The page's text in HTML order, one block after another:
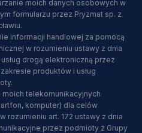
moich danych osobowych w
formularzu przez Pryzmat sp. z
informacji handlowej za pomocą
w rozumieniu ustawy z dnia
drogą elektroniczną przez
produktów i usług
telekomunikacyjnych
komputer) dla celów
rozumieniu art. 172 ustawy z dnia
przez podmioty z Grupy